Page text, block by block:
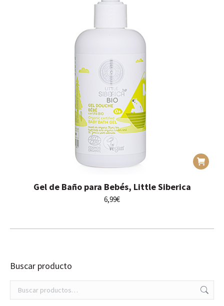
Gel de Baño para Bebés, Little Siberica
6,99€
Buscar producto